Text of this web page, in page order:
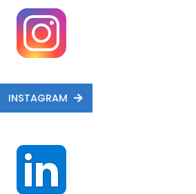
INSTAGRAM